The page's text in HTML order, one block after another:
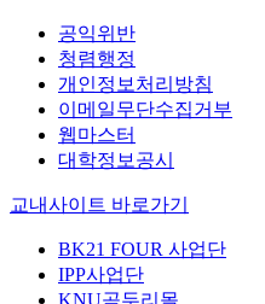
공익위반
청렴행정
개인정보처리방침
이메일무단수집거부
웹마스터
대학정보공시
교내사이트 바로가기
BK21 FOUR 사업단
IPP사업단
KNU곰두리몰